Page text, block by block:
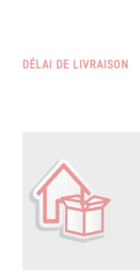
DÉLAI DE LIVRAISON